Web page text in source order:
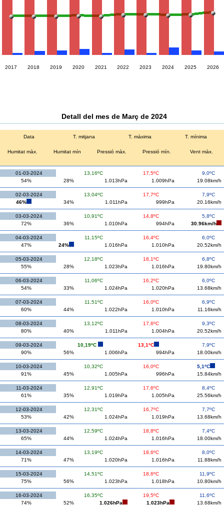
2017 2018 2019 2020 2021 2022 2023 2024 2025 2026
Detall del mes de Març de 2024
Data T. mitjana T. màxima T. mínima
Humitat màx. Humitat mín Pressió màx. Pressió mín. Vent màx.
01-03-2024 13,16ºC 17,5ºC
9,0ºC
54%
28% 1.013hPa 1.009hPa 19.08km/h
02-03-2024 13,04ºC 17,7ºC
7,9ºC
46%
34% 1.011hPa 999hPa 20.16km/h
03-03-2024 10,91ºC 14,8ºC
5,8ºC
72%
36% 1.010hPa 994hPa 30.96km/h
04-03-2024 11,15ºC 16,4ºC
6,0ºC
47%
24% 1.016hPa 1.010hPa 20.52km/h
05-03-2024 12,18ºC 18,1ºC
6,8ºC
55%
28% 1.023hPa 1.016hPa 19.80km/h
06-03-2024 11,06ºC 16,2ºC
6,0ºC
54%
33% 1.024hPa 1.020hPa 13.68km/h
07-03-2024 11,51ºC 16,0ºC
6,9ºC
60%
44% 1.022hPa 1.010hPa 11.16km/h
08-03-2024 13,12ºC 17,6ºC
9,3ºC
80%
40% 1.011hPa 1.004hPa 20.52km/h
09-03-2024 10,19ºC 13,1ºC
7,9ºC
90%
56% 1.006hPa 994hPa 18.00km/h
10-03-2024 10,32ºC 16,0ºC
5,1ºC
91%
45% 1.005hPa 996hPa 15.84km/h
11-03-2024 12,91ºC 17,6ºC
8,4ºC
61%
35% 1.019hPa 1.005hPa 25.56km/h
12-03-2024 12,31ºC 16,7ºC
7,7ºC
53%
42% 1.024hPa 1.019hPa 13.68km/h
13-03-2024 12,59ºC 18,8ºC
7,4ºC
65%
44% 1.024hPa 1.016hPa 18.00km/h
14-03-2024 13,19ºC 18,6ºC
8,0ºC
71%
47% 1.020hPa 1.016hPa 11.88km/h
15-03-2024 14,51ºC 18,6ºC
11,9ºC
75%
56% 1.023hPa 1.018hPa 10.80km/h
16-03-2024 16,35ºC 19,5ºC
11,6ºC
74%
52% 1.026hPa 1.023hPa 13.68km/h